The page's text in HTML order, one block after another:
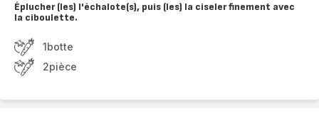
Éplucher (les) l'échalote(s), puis (les) la ciseler finement avec
la ciboulette.
1botte
2pièce